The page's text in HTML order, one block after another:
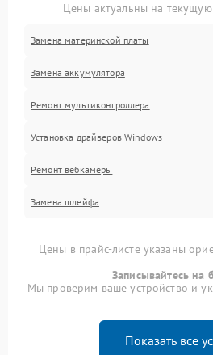
Цены актуальны на
Замена материнской платы
Замена аккумулятора
Ремонт мультиконтроллера
Установка драйверов Windows
Ремонт вебкамеры
Замена шлейфа
Цены в прайс-листе указаны
Записывайтесь на
Мы проверим ваше устройство и
Показать все